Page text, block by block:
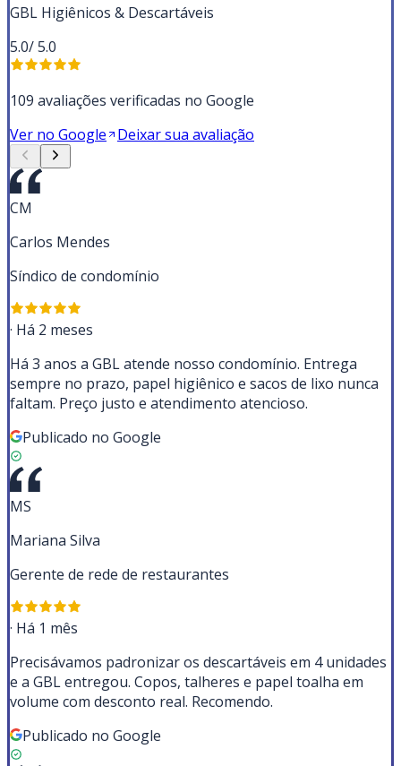
GBL Higiênicos & Descartáveis
5.0/ 5.0
109 avaliações verificadas no Google
Ver no Google
Deixar sua avaliação
CM
Carlos Mendes
Síndico de condomínio
· Há 2 meses
Há 3 anos a GBL atende nosso condomínio. Entrega
sempre no prazo, papel higiênico e sacos de lixo nunca
faltam. Preço justo e atendimento atencioso.
Publicado no Google
MS
Mariana Silva
Gerente de rede de restaurantes
· Há 1 mês
Precisávamos padronizar os descartáveis em 4 unidades
e a GBL entregou. Copos, talheres e papel toalha em
volume com desconto real. Recomendo.
Publicado no Google